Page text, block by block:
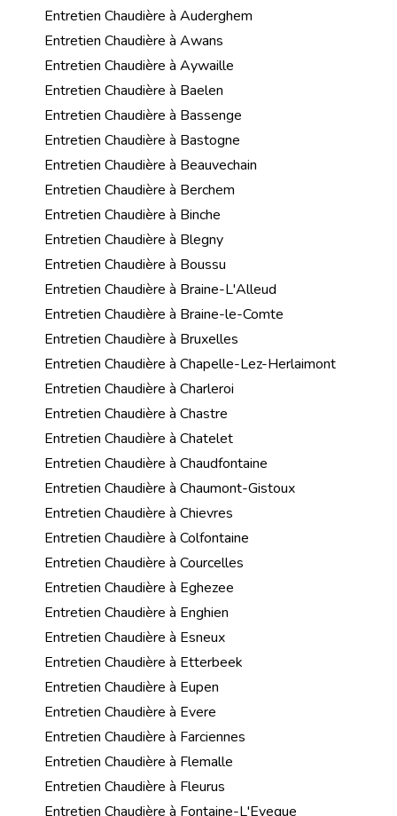
Entretien Chaudière à Auderghem
Entretien Chaudière à Awans
Entretien Chaudière à Aywaille
Entretien Chaudière à Baelen
Entretien Chaudière à Bassenge
Entretien Chaudière à Bastogne
Entretien Chaudière à Beauvechain
Entretien Chaudière à Berchem
Entretien Chaudière à Binche
Entretien Chaudière à Blegny
Entretien Chaudière à Boussu
Entretien Chaudière à Braine-L'Alleud
Entretien Chaudière à Braine-le-Comte
Entretien Chaudière à Bruxelles
Entretien Chaudière à Chapelle-Lez-Herlaimont
Entretien Chaudière à Charleroi
Entretien Chaudière à Chastre
Entretien Chaudière à Chatelet
Entretien Chaudière à Chaudfontaine
Entretien Chaudière à Chaumont-Gistoux
Entretien Chaudière à Chievres
Entretien Chaudière à Colfontaine
Entretien Chaudière à Courcelles
Entretien Chaudière à Eghezee
Entretien Chaudière à Enghien
Entretien Chaudière à Esneux
Entretien Chaudière à Etterbeek
Entretien Chaudière à Eupen
Entretien Chaudière à Evere
Entretien Chaudière à Farciennes
Entretien Chaudière à Flemalle
Entretien Chaudière à Fleurus
Entretien Chaudière à Fontaine-L'Eveque